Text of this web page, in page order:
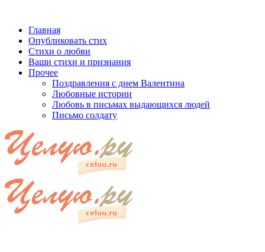
Главная
Опубликовать стих
Стихи о любви
Ваши стихи и признания
Прочее
Поздравления с днем Валентина
Любовные истории
Любовь в письмах выдающихся людей
Письмо солдату